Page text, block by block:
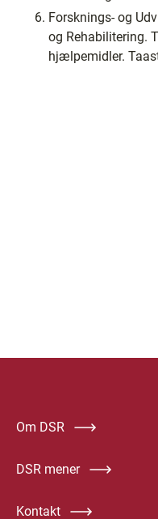
Forsknings- og
og Rehabilitering.
hjælpemidler.
Om DSR
DSR mener
Kontakt